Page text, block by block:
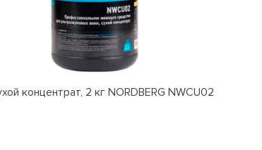
концентрат, 2 кг NORDBERG NWCU02